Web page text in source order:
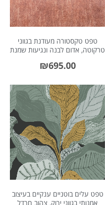
טפט טקסטורה מעודנת בגווני
טרקוטה, אדום לבנה ונגיעות שמנת
₪695.00
טפט עלים בוטניים ענקיים בעיצוב
אמנותי בגווני ירוק, צהוב חרדל